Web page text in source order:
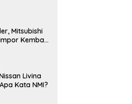
Mitsubishi
Kembali
Livina
Kata NMI?